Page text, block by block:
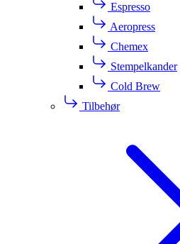
Espresso
Aeropress
Chemex
Stempelkander
Cold Brew
Tilbehør